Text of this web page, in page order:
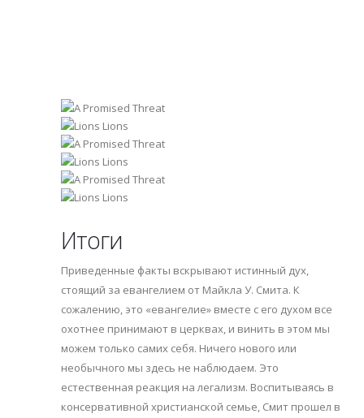
Итоги
Приведенные факты вскрывают истинный дух,
стоящий за евангелием от Майкла У. Смита. К
сожалению, это «евангелие» вместе с его духом все
охотнее принимают в церквах, и винить в этом мы
можем только самих себя. Ничего нового или
необычного мы здесь не наблюдаем. Это
естественная реакция на легализм. Воспитываясь в
консервативной христианской семье, Смит прошел в